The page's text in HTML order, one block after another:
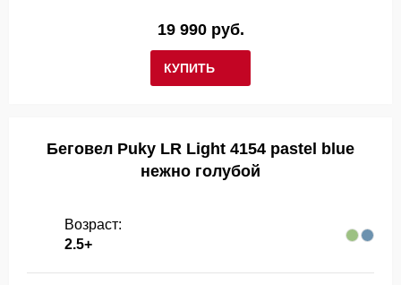
КУПИТЬ
19 990 руб.
Беговел Puky LR Light 4154 pastel blue
нежно голубой
Возраст:
2.5+